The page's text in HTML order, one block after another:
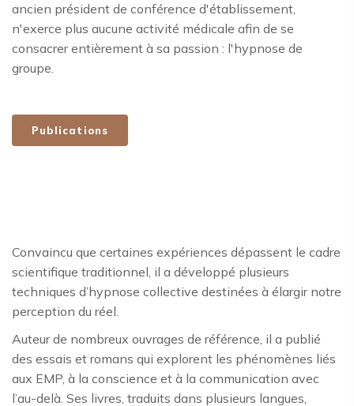
ancien président de conférence d'établissement,
n'exerce plus aucune activité médicale afin de se
consacrer entièrement à sa passion : l'hypnose de
groupe.
Publications
Convaincu que certaines expériences dépassent le cadre
scientifique traditionnel, il a développé plusieurs
techniques d’hypnose collective destinées à élargir notre
perception du réel.
Auteur de nombreux ouvrages de référence, il a publié
des essais et romans qui explorent les phénomènes liés
aux EMP, à la conscience et à la communication avec
l’au-delà. Ses livres, traduits dans plusieurs langues,